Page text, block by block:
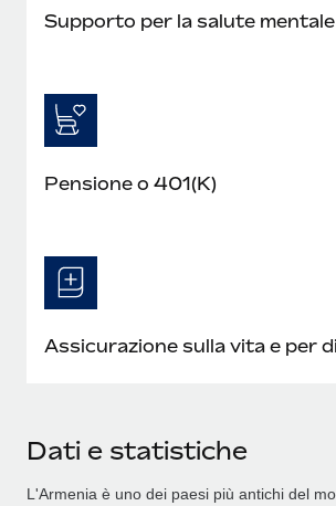
Supporto per la salute mentale
Pensione o 401(K)
Assicurazione sulla vita e per
Dati e statistiche
L'Armenia è uno dei paesi più antichi del